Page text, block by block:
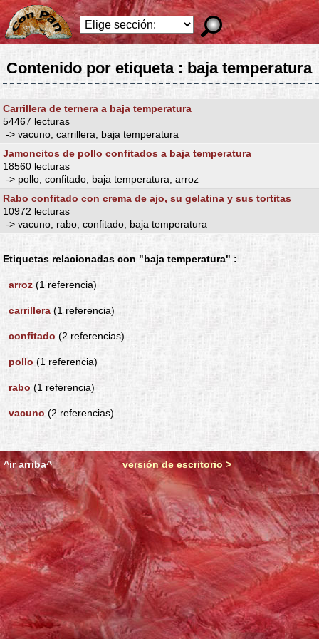
Contenido por etiqueta : baja temperatura
Carrillera de ternera a baja temperatura
54467 lecturas
-> vacuno, carrillera, baja temperatura
Jamoncitos de pollo confitados a baja temperatura
18560 lecturas
-> pollo, confitado, baja temperatura, arroz
Rabo confitado con crema de ajo, su gelatina y sus tortitas
10972 lecturas
-> vacuno, rabo, confitado, baja temperatura
Etiquetas relacionadas con "baja temperatura" :
arroz (1 referencia)
carrillera (1 referencia)
confitado (2 referencias)
pollo (1 referencia)
rabo (1 referencia)
vacuno (2 referencias)
^ir arriba^ versión de escritorio >